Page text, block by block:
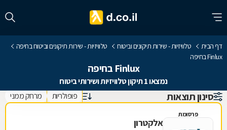
דף הבית טלוויזיות - שירות תיקונים וביטוח
טלוויזיות - שירות תיקונים וביטוח בחיפה
Finlux בחיפה
Finlux בחיפה
נמצאו 1 תיקון טלוויזיות ושירותי ביטוח
סינון תוצאות פופולריות מרחק ממני
פרסומת
אלקטרון